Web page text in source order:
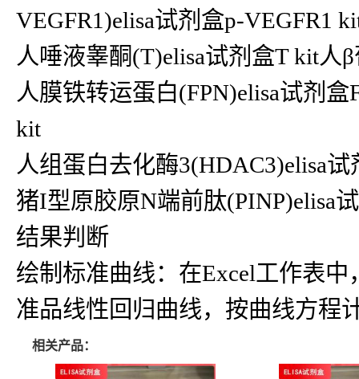
VEGFR1)elisa试剂盒p-VEGFR1
人唾液睾酮(T)elisa试剂盒T kit人
人膜铁转运蛋白(FPN)elisa试剂
kit
人组蛋白去化酶3(HDAC3)elisa
猪I型原胶原N端前肽(PINP)elisa
结果判断
绘制标准曲线：在Excel工作表
准品线性回归曲线，按曲线方程
相关产品：